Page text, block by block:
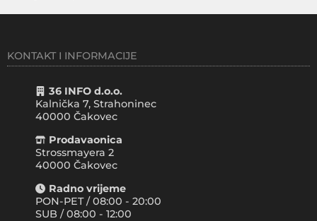
KONTAKT I INFORMACIJE
36 INFO d.o.o.
Kalnička 7, Strahoninec
40000 Čakovec
Prodavaonica
Strossmayera 2
40000 Čakovec
Radno vrijeme
PON-PET / 08:00 - 20:00
SUB / 08:00 - 12:00